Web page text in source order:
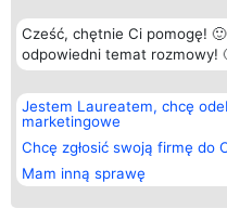
Cześć, chętnie Ci pomogę!
odpowiedni temat rozmowy!
Jestem Laureatem, chcę
marketingowe
Chcę zgłosić swoją firmę do
Mam inną sprawę
Organizator plebiscytu
Bright Side Solutions sp. z o.
o. sp. k.
ul. Ruska 22
Wrocław 50-079
KRS 0000749100 | Regon
381313360 | NIP 8943132676